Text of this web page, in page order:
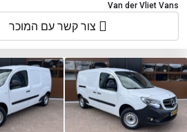
Van der Vliet Vans
צור קשר עם המוכר